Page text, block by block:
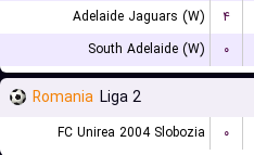
Adelaide Jaguars (W)
۴
South Adelaide (W)
۰
Romania Liga 2
FC Unirea 2004 Slobozia ۰